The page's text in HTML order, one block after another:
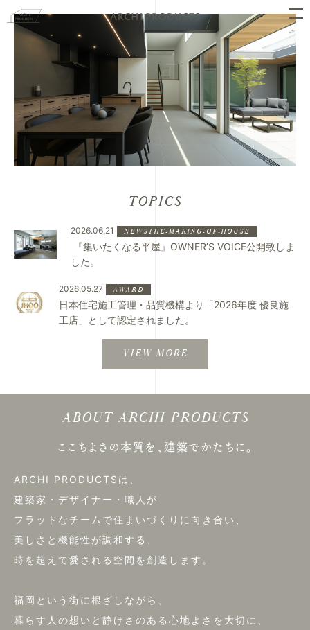
TOPICS
2026.06.21 NEWSTHE-MAKING-OF-HOUSE
⁡ 『集いたくなる平屋』OWNER’S VOICE公開致しま
した。
2026.05.27 AWARD
日本住宅施工管理・品質機構より「2026年度 優良施
工店」として認定されました。
VIEW MORE
ABOUT ARCHI PRODUCTS
ここちよさの本質を、建築でかたちに。
ARCHI PRODUCTSは、
建築家・デザイナー・職人が
フラットなチームで住まいづくりに向き合い、
美しさと機能性が調和する、
時を超えて愛される空間を創造します。
福岡という街に根ざしながら、
暮らす人の想いと静けさのある心地よさを大切に、